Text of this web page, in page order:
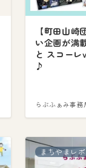
【町田山崎
い企画が満
と スコーレ
♪
らぶふぁみ事務
まちやまレ